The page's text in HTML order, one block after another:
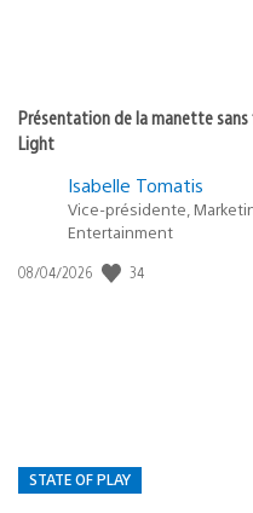
Présentation de la manette
Light
Isabelle Tomatis
Vice-présidente,
Entertainment
Date
08/04/2026 34
STATE OF PLAY